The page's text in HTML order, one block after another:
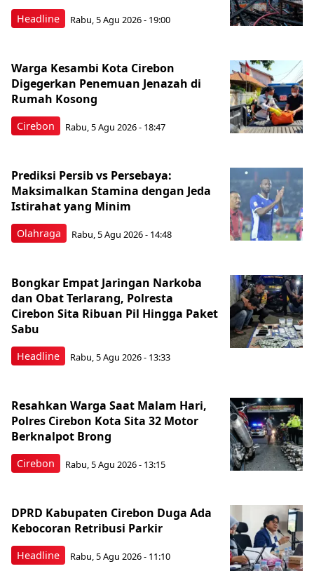
Headline Rabu, 5 Agu 2026 - 19:00
Cirebon
Warga Kesambi Kota Cirebon
Digegerkan Penemuan Jenazah di
Rumah Kosong
Rabu, 5 Agu 2026 - 18:47
Olahraga
Prediksi Persib vs Persebaya:
Maksimalkan Stamina dengan Jeda
Istirahat yang Minim
Rabu, 5 Agu 2026 - 14:48
Headline
Bongkar Empat Jaringan Narkoba
dan Obat Terlarang, Polresta
Cirebon Sita Ribuan Pil Hingga Paket
Sabu
Rabu, 5 Agu 2026 - 13:33
Cirebon
Resahkan Warga Saat Malam Hari,
Polres Cirebon Kota Sita 32 Motor
Berknalpot Brong
Rabu, 5 Agu 2026 - 13:15
Headline
DPRD Kabupaten Cirebon Duga Ada
Kebocoran Retribusi Parkir
Rabu, 5 Agu 2026 - 11:10